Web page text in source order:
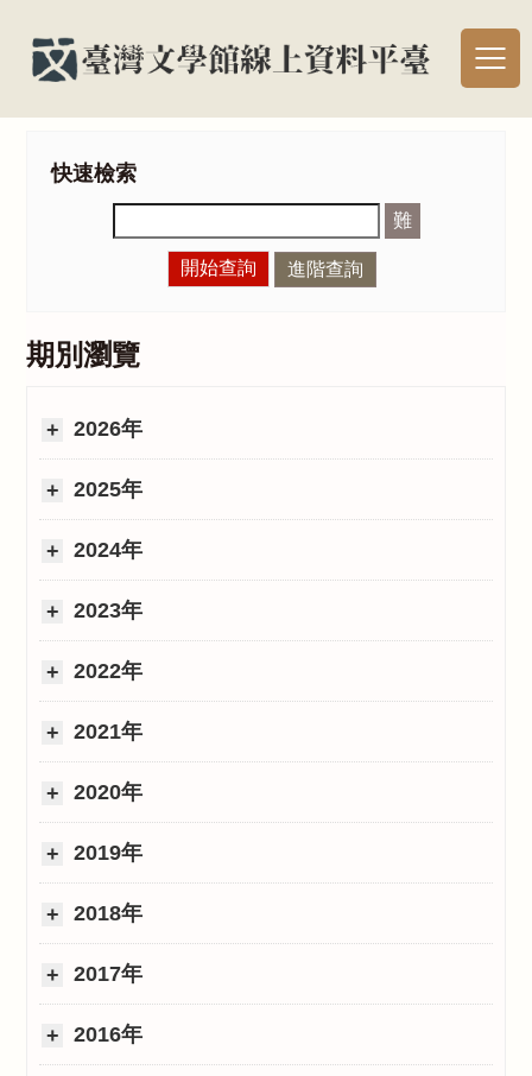
快速檢索
難
開始查詢 進階查詢
期別瀏覽
2026年
2025年
2024年
2023年
2022年
2021年
2020年
2019年
2018年
2017年
2016年